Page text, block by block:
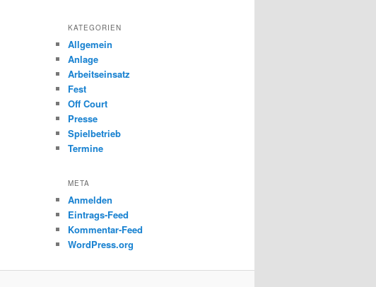
KATEGORIEN
Allgemein
Anlage
Arbeitseinsatz
Fest
Off Court
Presse
Spielbetrieb
Termine
META
Anmelden
Eintrags-Feed
Kommentar-Feed
WordPress.org